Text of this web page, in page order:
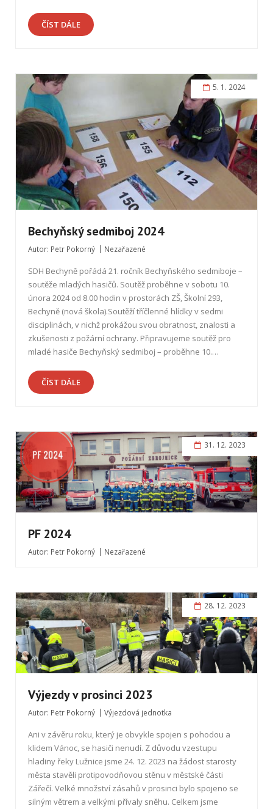
ČÍST DÁLE
Bechyňský sedmiboj 2024
Autor: Petr Pokorný Nezařazené
SDH Bechyně pořádá 21. ročník Bechyňského sedmiboje –
soutěže mladých hasičů. Soutěž proběhne v sobotu 10.
února 2024 od 8.00 hodin v prostorách ZŠ, Školní 293,
Bechyně (nová škola).Soutěží tříčlenné hlídky v sedmi
disciplinách, v nichž prokážou svou obratnost, znalosti a
zkušenosti z požární ochrany. Připravujeme soutěž pro
mladé hasiče Bechyňský sedmiboj – proběhne 10.…
ČÍST DÁLE
5. 1. 2024
PF 2024
Autor: Petr Pokorný Nezařazené
31. 12. 2023
Výjezdy v prosinci 2023
Autor: Petr Pokorný Výjezdová jednotka
Ani v závěru roku, který je obvykle spojen s pohodou a
klidem Vánoc, se hasiči nenudí. Z důvodu vzestupu
hladiny řeky Lužnice jsme 24. 12. 2023 na žádost starosty
města stavěli protipovodňovou stěnu v městské části
Zářečí. Velké množství zásahů v prosinci bylo spojeno se
silným větrem a velkými přívaly sněhu. Celkem jsme
28. 12. 2023